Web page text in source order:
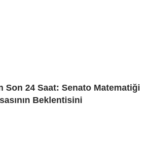
Son 24 Saat: Senato Matematiği
Beklentisini